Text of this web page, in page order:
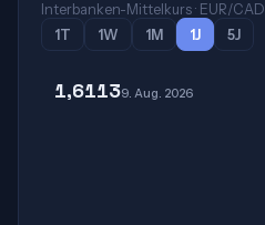
Interbanken-Mittelkurs · EUR/CAD
1T
1W 1M 1J 5J
1,61139. Aug. 2026